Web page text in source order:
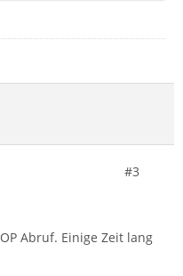
#3
Abruf. Einige Zeit lang